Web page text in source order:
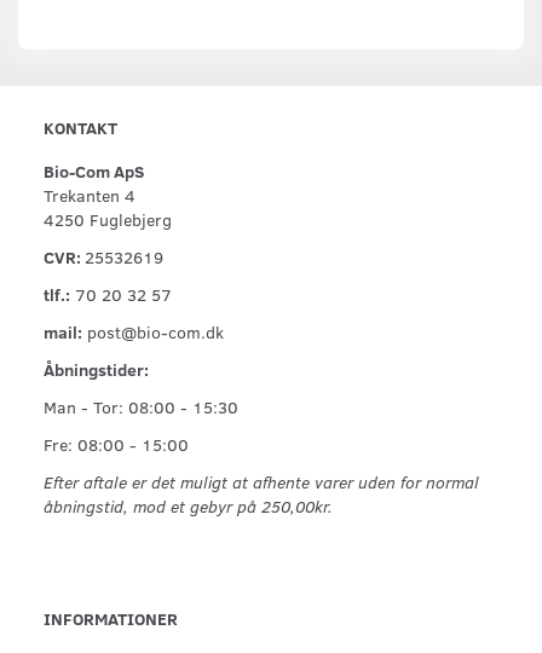
KONTAKT
Bio-Com ApS
Trekanten 4
4250 Fuglebjerg
CVR: 25532619
tlf.: 70 20 32 57
mail: post@bio-com.dk
Åbningstider:
Man - Tor: 08:00 - 15:30
Fre: 08:00 - 15:00
Efter aftale er det muligt at afhente varer uden for normal
åbningstid, mod et gebyr på 250,00kr.
INFORMATIONER